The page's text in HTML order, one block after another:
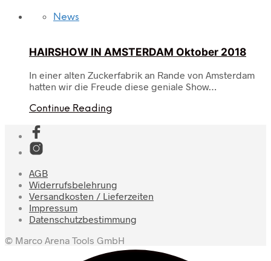
News
HAIRSHOW IN AMSTERDAM Oktober 2018
In einer alten Zuckerfabrik an Rande von Amsterdam
hatten wir die Freude diese geniale Show…
Continue Reading
AGB
Widerrufsbelehrung
Versandkosten / Lieferzeiten
Impressum
Datenschutzbestimmung
© Marco Arena Tools GmbH